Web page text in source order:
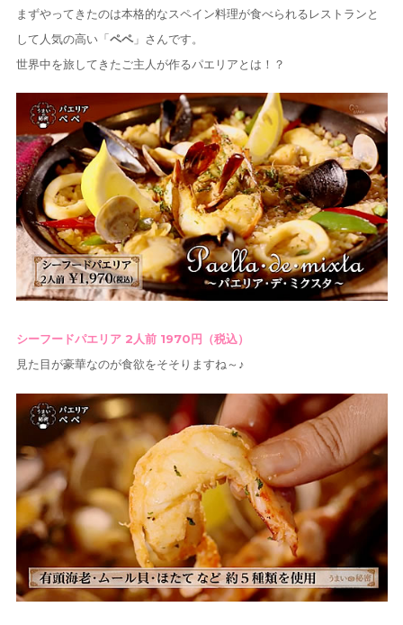
まずやってきたのは本格的なスペイン料理が食べられるレストランと
して人気の高い「ペペ」さんです。
世界中を旅してきたご主人が作るパエリアとは！？
シーフードパエリア 2人前 1970円（税込）
見た目が豪華なのが食欲をそそりますね～♪